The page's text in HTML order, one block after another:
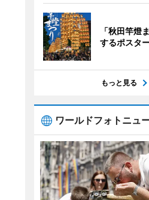
「秋田竿燈
するポスタ
もっと見る
ワールドフォトニュ